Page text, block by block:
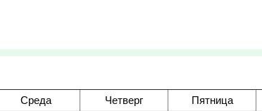
Среда Четверг Пятница